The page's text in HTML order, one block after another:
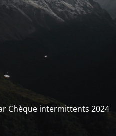
Chèque intermittents 2024